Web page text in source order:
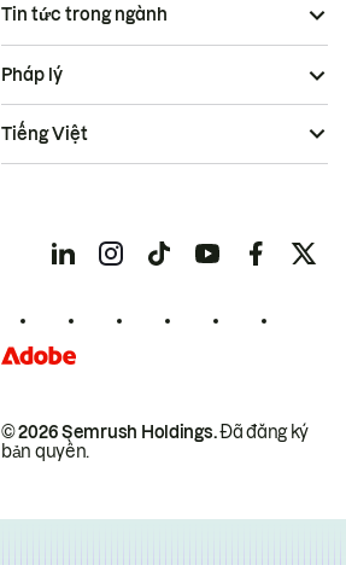
Tin tức trong ngành
© 2026 Semrush Holdings.Đã đăng ký
bản quyền.
Pháp lý
Tiếng Việt